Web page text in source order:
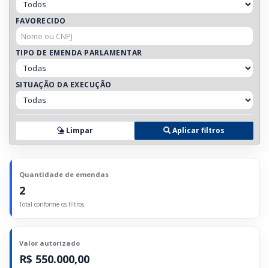
FAVORECIDO
TIPO DE EMENDA PARLAMENTAR
SITUAÇÃO DA EXECUÇÃO
Limpar Aplicar filtros
Quantidade de emendas
2
Total conforme os filtros
Valor autorizado
R$ 550.000,00